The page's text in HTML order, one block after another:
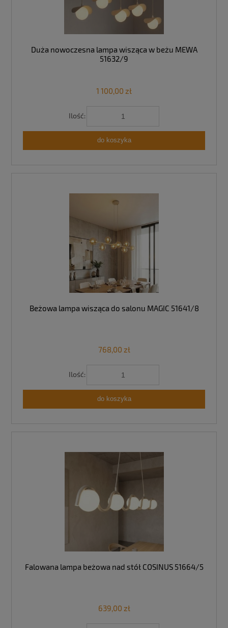
Duża nowoczesna lampa wisząca w beżu MEWA
51632/9
1 100,00 zł
Ilość:
do koszyka
Beżowa lampa wisząca do salonu MAGIC 51641/8
768,00 zł
Ilość:
do koszyka
Falowana lampa beżowa nad stół COSINUS 51664/5
639,00 zł